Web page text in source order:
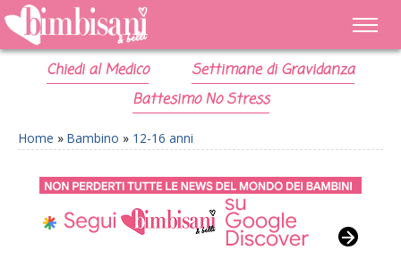
Chiedi al Medico
Settimane di Gravidanza
Battesimo No Stress
Home » Bambino » 12-16 anni